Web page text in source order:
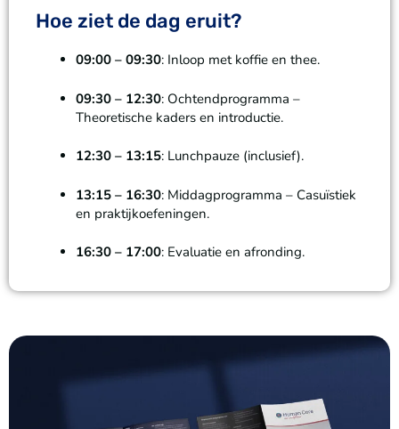
Hoe ziet de dag eruit?
09:00 – 09:30: Inloop met koffie en thee.
09:30 – 12:30: Ochtendprogramma –
Theoretische kaders en introductie.
12:30 – 13:15: Lunchpauze (inclusief).
13:15 – 16:30: Middagprogramma – Casuïstiek
en praktijkoefeningen.
16:30 – 17:00: Evaluatie en afronding.